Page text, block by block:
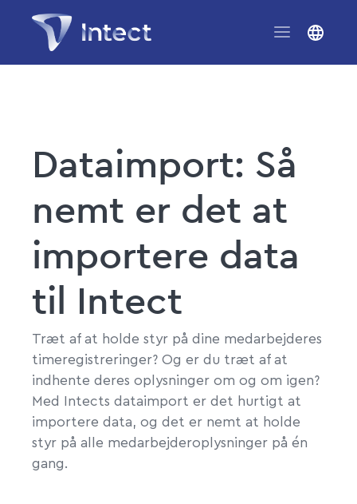
Dataimport: Så
nemt er det at
importere data
til Intect
Træt af at holde styr på dine medarbejderes
timeregistreringer? Og er du træt af at
indhente deres oplysninger om og om igen?
Med Intects dataimport er det hurtigt at
importere data, og det er nemt at holde
styr på alle medarbejderoplysninger på én
gang.